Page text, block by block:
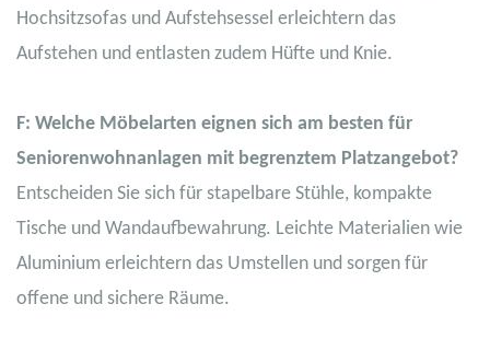
Hochsitzsofas und Aufstehsessel erleichtern das
Aufstehen und entlasten zudem Hüfte und Knie.
F: Welche Möbelarten eignen sich am besten für
Seniorenwohnanlagen mit begrenztem Platzangebot?
Entscheiden Sie sich für stapelbare Stühle, kompakte
Tische und Wandaufbewahrung. Leichte Materialien wie
Aluminium erleichtern das Umstellen und sorgen für
offene und sichere Räume.